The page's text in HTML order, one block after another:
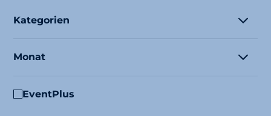
Kategorien
Monat
EventPlus